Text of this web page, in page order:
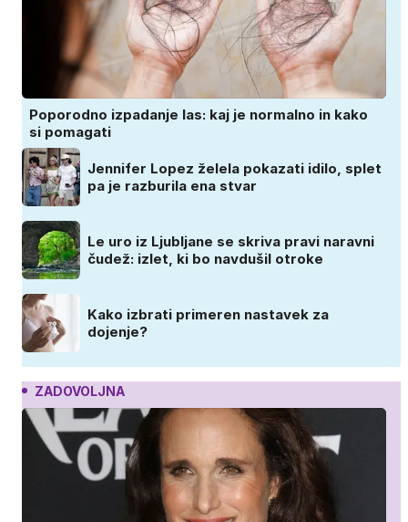
Poporodno izpadanje las: kaj je normalno in kako
si pomagati
Jennifer Lopez želela pokazati idilo, splet
pa je razburila ena stvar
Le uro iz Ljubljane se skriva pravi naravni
čudež: izlet, ki bo navdušil otroke
Kako izbrati primeren nastavek za
dojenje?
ZADOVOLJNA